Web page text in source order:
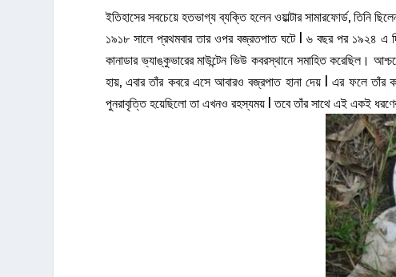
ইতিহাসের সবচেয়ে হতভাগ্য ব্যক্তি হলেন ওয়াল্টার সামারফোর্ড, তিনি
১৯১৮ সালে প্রথমবার তার ওপর বজ্রতপাত ঘটে l ৬ বছর পর ১৯২৪ এ
কানাডার ভ্যাঙ্কুভারের মাউন্টেন ভিউ কবরস্থানে সমাহিত করেছিল।
হায়, এবার তাঁর কবরে এসে আবারও বজ্রপাত হানা দেয় l এর ফলে তাঁর
পুনরাবৃত্তি হয়েছিলো তা এখনও রহস্যময় l তবে তাঁর সাথে এই একই ধরণের